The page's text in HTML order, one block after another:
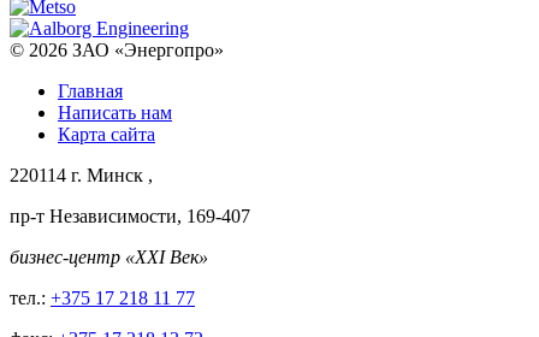
© 2026 ЗАО «Энергопро»
Главная
Написать нам
Карта сайта
220114 г. Минск ,
пр-т Независимости, 169-407
бизнес-центр «XXI Век»
тел.: +375 17 218 11 77